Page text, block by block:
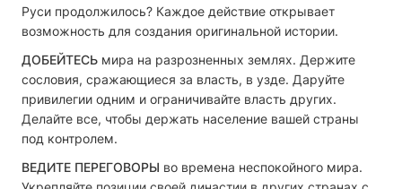
Руси продолжилось? Каждое действие открывает
возможность для создания оригинальной истории.
ДОБЕЙТЕСЬ мира на разрозненных землях. Держите
сословия, сражающиеся за власть, в узде. Даруйте
привилегии одним и ограничивайте власть других.
Делайте все, чтобы держать население вашей страны
под контролем.
ВЕДИТЕ ПЕРЕГОВОРЫ во времена неспокойного мира.